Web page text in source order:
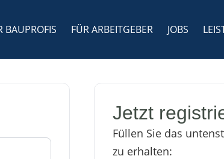
BAUPROFIS FÜR ARBEITGEBER JOBS
Jetzt
Füllen Sie das
zu erhalten: